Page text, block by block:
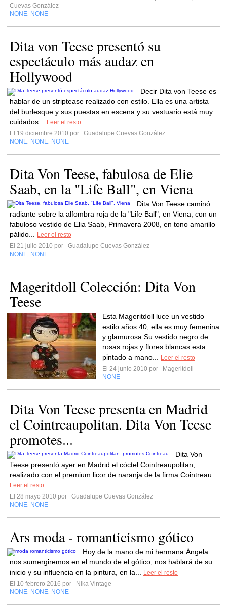
Cuevas González
NONE NONE
Dita von Teese presentó su
espectáculo más audaz en
Hollywood
Decir Dita von Teese es
hablar de un striptease realizado con estilo. Ella es una artista
del burlesque y sus puestas en escena y su vestuario está muy
cuidados...
Leer el resto
El 19 diciembre 2010 por
Guadalupe Cuevas González
NONE NONE NONE
Dita Von Teese, fabulosa de Elie
Saab, en la "Life Ball", en Viena
Dita Von Teese caminó
radiante sobre la alfombra roja de la "Life Ball", en Viena, con un
fabuloso vestido de Elia Saab, Primavera 2008, en tono amarillo
pálido...
Leer el resto
El 21 julio 2010 por
Guadalupe Cuevas González
NONE NONE
Mageritdoll Colección: Dita Von
Teese
Esta Mageritdoll luce un vestido
estilo años 40, ella es muy femenina
y glamurosa.Su vestido negro de
rosas rojas y flores blancas esta
pintado a mano...
Leer el resto
El 24 junio 2010 por
Mageritdoll
NONE
Dita Von Teese presenta en Madrid
el Cointreaupolitan. Dita Von Teese
promotes...
Dita Von
Teese presentó ayer en Madrid el cóctel Cointreaupolitan,
realizado con el premium licor de naranja de la firma Cointreau.
Leer el resto
El 28 mayo 2010 por
Guadalupe Cuevas González
NONE NONE
Ars moda - romanticismo gótico
Hoy de la mano de mi hermana Ángela
nos sumergiremos en el mundo de el gótico, nos hablará de su
inicio y su influencia en la pintura, en la...
Leer el resto
El 10 febrero 2016 por
Nika Vintage
NONE NONE NONE